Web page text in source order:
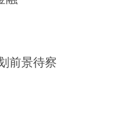
前景待察